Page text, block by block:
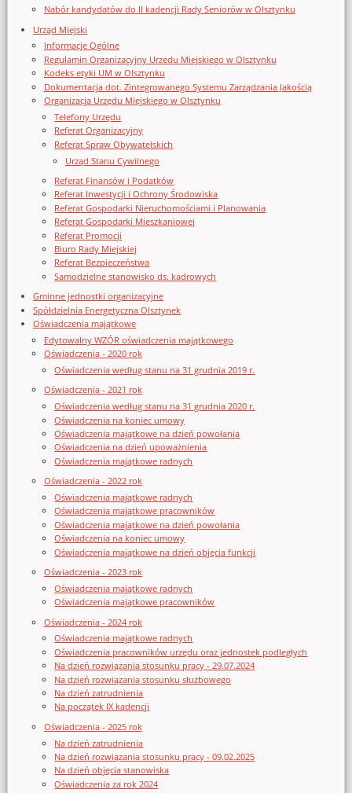
Nabór kandydatów do II kadencji Rady Seniorów w Olsztynku
Urząd Miejski
Informacje Ogólne
Regulamin Organizacyjny Urzedu Miejskiego w Olsztynku
Kodeks etyki UM w Olsztynku
Dokumentacja dot. Zintegrowanego Systemu Zarządzania Jakością
Organizacja Urzędu Miejskiego w Olsztynku
Telefony Urzędu
Referat Organizacyjny
Referat Spraw Obywatelskich
Urząd Stanu Cywilnego
Referat Finansów i Podatków
Referat Inwestycji i Ochrony Środowiska
Referat Gospodarki Nieruchomościami i Planowania
Referat Gospodarki Mieszkaniowej
Referat Promocji
Biuro Rady Miejskiej
Referat Bezpieczeństwa
Samodzielne stanowisko ds. kadrowych
Gminne jednostki organizacyjne
Spółdzielnia Energetyczna Olsztynek
Oświadczenia majątkowe
Edytowalny WZÓR oświadczenia majątkowego
Oświadczenia - 2020 rok
Oświadczenia według stanu na 31 grudnia 2019 r.
Oświadczenia - 2021 rok
Oświadczenia według stanu na 31 grudnia 2020 r.
Oświadczenia na koniec umowy
Oświadczenia majątkowe na dzień powołania
Oświadczenia na dzień upoważnienia
Oświadczenia majątkowe radnych
Oświadczenia - 2022 rok
Oświadczenia majątkowe radnych
Oświadczenia majątkowe pracowników
Oświadczenia majątkowe na dzień powołania
Oświadczenia na koniec umowy
Oświadczenia majątkowe na dzień objęcia funkcji
Oświadczenia - 2023 rok
Oświadczenia majątkowe radnych
Oświadczenia majątkowe pracowników
Oświadczenia - 2024 rok
Oświadczenia majątkowe radnych
Oświadczenia pracowników urzędu oraz jednostek podległych
Na dzień rozwiązania stosunku pracy - 29.07.2024
Na dzień rozwiązania stosunku służbowego
Na dzień zatrudnienia
Na początek IX kadencji
Oświadczenia - 2025 rok
Na dzień zatrudnienia
Na dzień rozwiązania stosunku pracy - 09.02.2025
Na dzień objęcia stanowiska
Oświadczenia za rok 2024